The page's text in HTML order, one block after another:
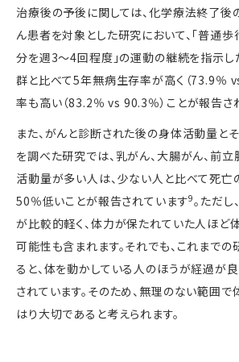
治療後の予後に関しては、化学療法終了後
ん患者を対象とした研究において、「普通
分を週3～4回程度」の運動の継続を指示し
群と比べて5年無病生存率が高く（73.9％
率も高い（83.2％ vs 90.3％）ことが報告
また、がんと診断された後の身体活動量と
を調べた研究では、乳がん、大腸がん、前立
活動量が多い人は、少ない人と比べて死亡
50％低いことが報告されています9。ただし
が比較的軽く、体力が保たれていた人ほど
可能性も含まれます。それでも、これまで
ると、体を動かしている人のほうが経過が
されています。そのため、無理のない範囲で
はり大切であると考えられます。